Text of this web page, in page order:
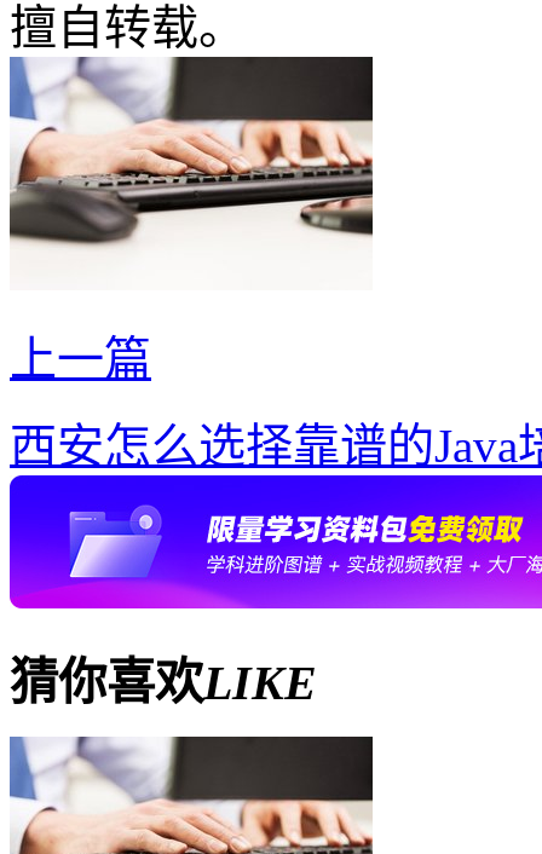
擅自转载。
上一篇
西安怎么选择靠谱的Java
猜你喜欢LIKE